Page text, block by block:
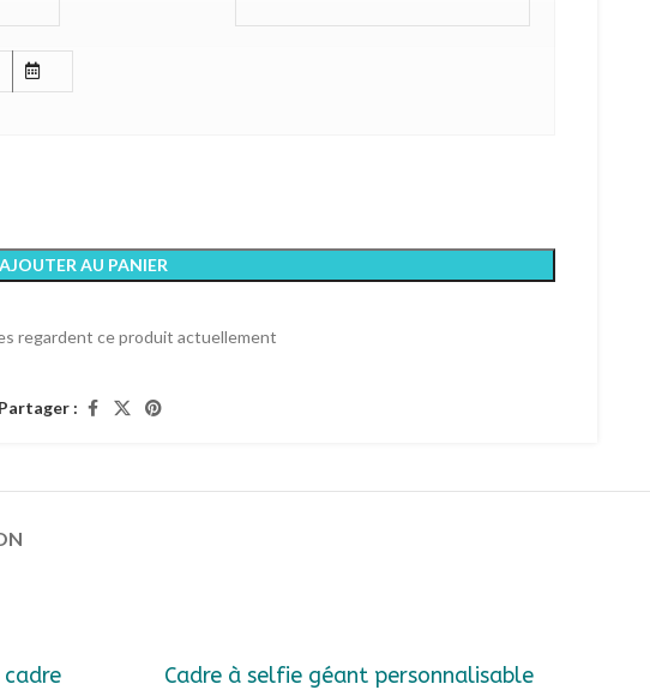
AJOUTER AU PANIER
regardent ce produit actuellement
Partager :
Cadre à selfie géant personnalisable